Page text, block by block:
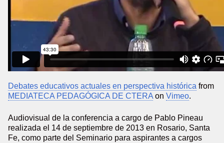
Debates educativos actuales en perspectiva histórica from
MEDIATECA PEDAGÓGICA DE CTERA on Vimeo.
Audiovisual de la conferencia a cargo de Pablo Pineau
realizada el 14 de septiembre de 2013 en Rosario, Santa
Fe, como parte del Seminario para aspirantes a cargos